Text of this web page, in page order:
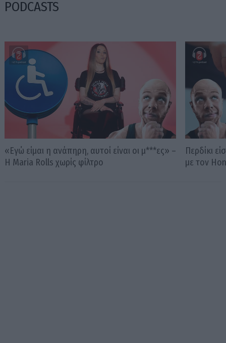
PODCASTS
«Εγώ είμαι η ανάπηρη, αυτοί είναι οι μ***ες» –
Η Maria Rolls χωρίς φίλτρο
Περδίκι
με τον